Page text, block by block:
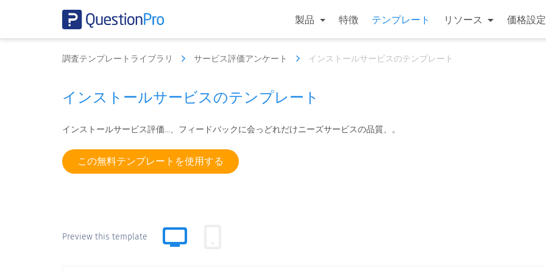
製品 特徴 テンプレート リソース 価格設定
調査テンプレートライブラリ サービス評価アンケート インストールサービスのテンプレート
インストールサービスのテンプレート
インストールサービス評価...、フィードバックに会っどれだけニーズサービスの品質、。
この無料テンプレートを使用する
Preview this template